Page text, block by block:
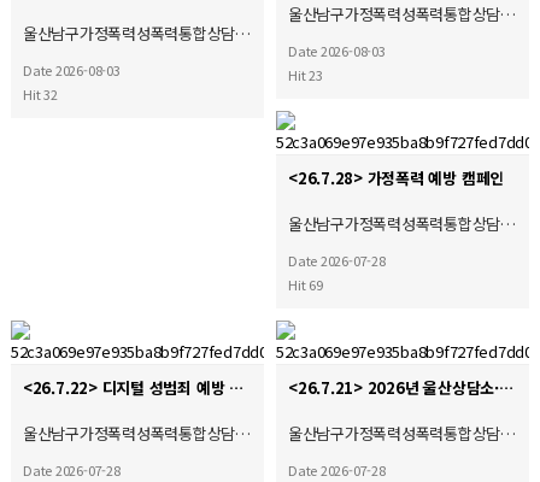
울산남구가정폭력성폭력통합상담…
Date 2026-08-03
Hit 32
울산남구가정폭력성폭력통합상담…
Date 2026-08-03
Hit 23
<26.7.28> 가정폭력 예방 캠페인
울산남구가정폭력성폭력통합상담…
Date 2026-07-28
Hit 69
<26.7.22> 디지털 성범죄 예방 캠페인
울산남구가정폭력성폭력통합상담…
Date 2026-07-28
<26.7.21> 2026년 울산상담소·시설협의회 제4차 운영위원회 및 간담회 참석
울산남구가정폭력성폭력통합상담…
Date 2026-07-28